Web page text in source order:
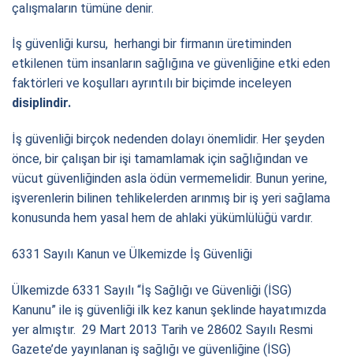
çalışmaların tümüne denir.
İş güvenliği kursu, herhangi bir firmanın üretiminden
etkilenen tüm insanların sağlığına ve güvenliğine etki eden
faktörleri ve koşulları ayrıntılı bir biçimde inceleyen
disiplindir.
İş güvenliği birçok nedenden dolayı önemlidir. Her şeyden
önce, bir çalışan bir işi tamamlamak için sağlığından ve
vücut güvenliğinden asla ödün vermemelidir. Bunun yerine,
işverenlerin bilinen tehlikelerden arınmış bir iş yeri sağlama
konusunda hem yasal hem de ahlaki yükümlülüğü vardır.
6331 Sayılı Kanun ve Ülkemizde İş Güvenliği
Ülkemizde 6331 Sayılı “İş Sağlığı ve Güvenliği (İSG)
Kanunu” ile iş güvenliği ilk kez kanun şeklinde hayatımızda
yer almıştır. 29 Mart 2013 Tarih ve 28602 Sayılı Resmi
Gazete’de yayınlanan iş sağlığı ve güvenliğine (İSG)